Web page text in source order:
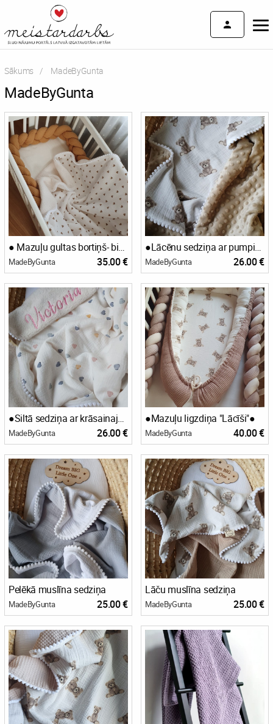
Sākums Current:
MadeByGunta
MadeByGunta
● Mazuļu gultas bortiņš- bize●
MadeByGunta 35.00 €
●Lācēnu sedziņa ar pumpiņflīsu●
MadeByGunta 26.00 €
●Siltā sedziņa ar krāsainajām sirsniņām●
MadeByGunta 26.00 €
●Mazuļu ligzdiņa "Lācīši"●
MadeByGunta 40.00 €
Pelēkā muslīna sedziņa
MadeByGunta 25.00 €
Lāču muslīna sedziņa
MadeByGunta 25.00 €